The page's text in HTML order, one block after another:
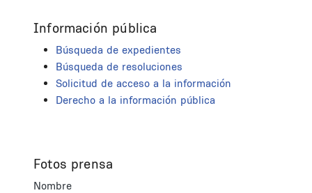
Información pública
Búsqueda de expedientes
Búsqueda de resoluciones
Solicitud de acceso a la información
Derecho a la información pública
Fotos prensa
Nombre